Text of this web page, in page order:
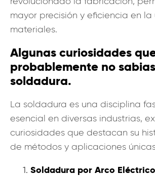
mayor precisión y eficiencia en la
materiales.
Algunas curiosidades
probablemente no
soldadura.
La soldadura es una disciplina
esencial en diversas industrias,
curiosidades que destacan su
de métodos y aplicaciones
Soldadura por Arco